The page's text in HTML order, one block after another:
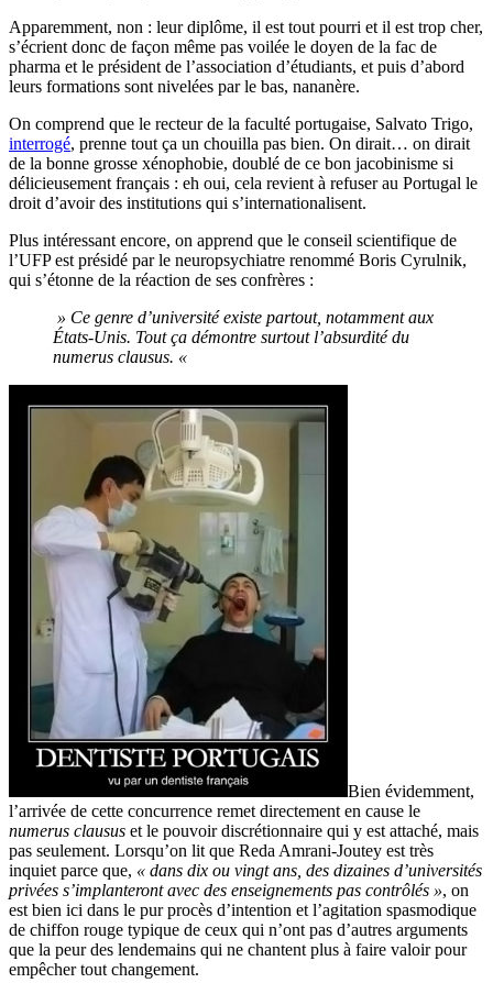
Apparemment, non : leur diplôme, il est tout pourri et il est trop cher,
s’écrient donc de façon même pas voilée le doyen de la fac de
pharma et le président de l’association d’étudiants, et puis d’abord
leurs formations sont nivelées par le bas, nananère.
On comprend que le recteur de la faculté portugaise, Salvato Trigo,
interrogé, prenne tout ça un chouilla pas bien. On dirait… on dirait
de la bonne grosse xénophobie, doublé de ce bon jacobinisme si
délicieusement français : eh oui, cela revient à refuser au Portugal le
droit d’avoir des institutions qui s’internationalisent.
Plus intéressant encore, on apprend que le conseil scientifique de
l’UFP est présidé par le neuropsychiatre renommé Boris Cyrulnik,
qui s’étonne de la réaction de ses confrères :
» Ce genre d’université existe partout, notamment aux
États-Unis. Tout ça démontre surtout l’absurdité du
numerus clausus. «
Bien évidemment,
l’arrivée de cette concurrence remet directement en cause le
numerus clausus et le pouvoir discrétionnaire qui y est attaché, mais
pas seulement. Lorsqu’on lit que Reda Amrani-Joutey est très
inquiet parce que, « dans dix ou vingt ans, des dizaines d’universités
privées s’implanteront avec des enseignements pas contrôlés », on
est bien ici dans le pur procès d’intention et l’agitation spasmodique
de chiffon rouge typique de ceux qui n’ont pas d’autres arguments
que la peur des lendemains qui ne chantent plus à faire valoir pour
empêcher tout changement.